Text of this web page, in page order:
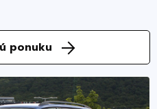
ponuku